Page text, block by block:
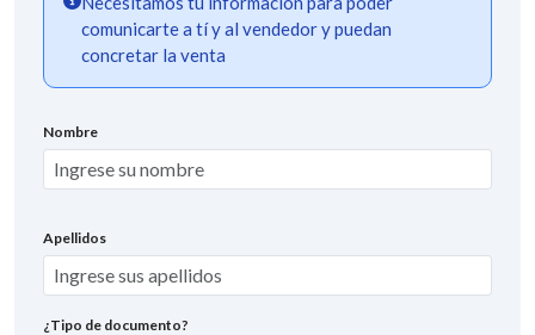
comunicarte a tí y al vendedor y puedan
concretar la venta
Nombre
Apellidos
¿Tipo de documento?